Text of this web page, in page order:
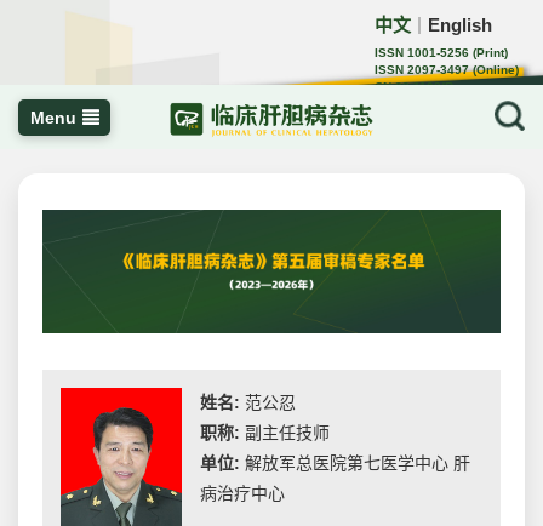
中文 English
ISSN 1001-5256 (Print)
ISSN 2097-3497 (Online)
CN 22-1108/R
Menu
姓名: 范公忍
职称: 副主任技师
单位: 解放军总医院第七医学中心 肝
病治疗中心